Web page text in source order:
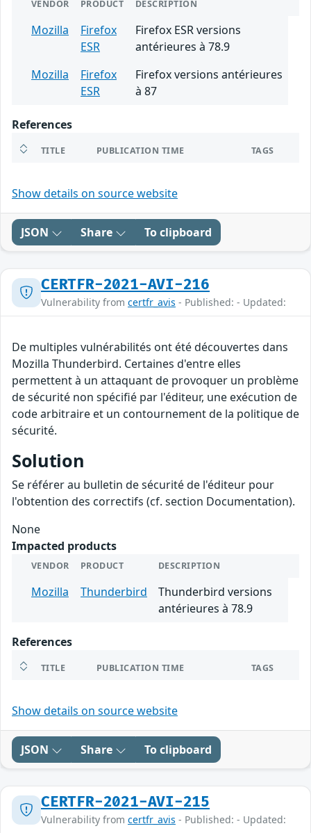
VENDOR PRODUCT DESCRIPTION
Mozilla
Firefox
ESR
Firefox ESR versions
antérieures à 78.9
Mozilla
Firefox
ESR
Firefox versions antérieures
à 87
References
TITLE PUBLICATION TIME TAGS
Show details on source website
JSON Share To clipboard
CERTFR-2021-AVI-216
Vulnerability from certfr_avis - Published: - Updated:
De multiples vulnérabilités ont été découvertes dans
Mozilla Thunderbird. Certaines d'entre elles
permettent à un attaquant de provoquer un problème
de sécurité non spécifié par l'éditeur, une exécution de
code arbitraire et un contournement de la politique de
sécurité.
Solution
Se référer au bulletin de sécurité de l'éditeur pour
l'obtention des correctifs (cf. section Documentation).
None
Impacted products
VENDOR PRODUCT DESCRIPTION
Mozilla Thunderbird
Thunderbird versions
antérieures à 78.9
References
TITLE PUBLICATION TIME TAGS
Show details on source website
JSON Share To clipboard
CERTFR-2021-AVI-215
Vulnerability from certfr_avis - Published: - Updated: